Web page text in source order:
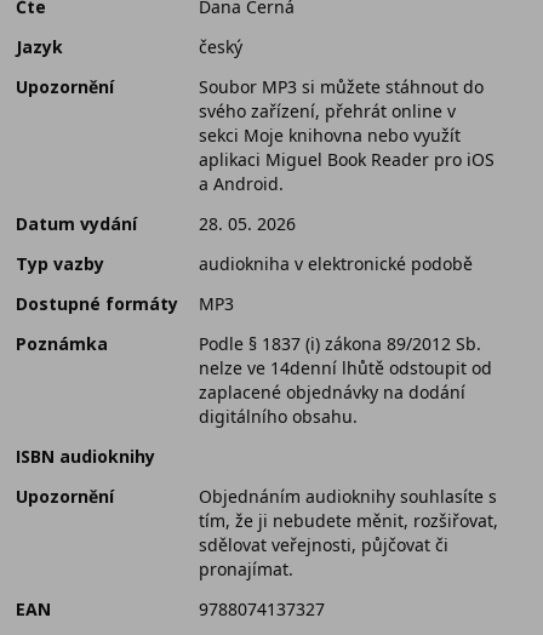
Čte
Dana Černá
Jazyk
český
Upozornění
Soubor MP3 si můžete stáhnout do
svého zařízení, přehrát online v
sekci Moje knihovna nebo využít
aplikaci Miguel Book Reader pro iOS
a Android.
Datum vydání
28. 05. 2026
Typ vazby
audiokniha v elektronické podobě
Dostupné formáty
MP3
Poznámka
Podle § 1837 (i) zákona 89/2012 Sb.
nelze ve 14denní lhůtě odstoupit od
zaplacené objednávky na dodání
digitálního obsahu.
ISBN audioknihy
Upozornění
Objednáním audioknihy souhlasíte s
tím, že ji nebudete měnit, rozšiřovat,
sdělovat veřejnosti, půjčovat či
pronajímat.
EAN
9788074137327